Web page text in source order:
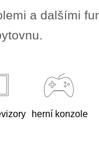
a dalšími
herní konzole